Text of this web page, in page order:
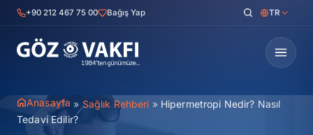
İçeriğe+90 212 467 75 00 Bağış Yap TR
Anasayfa »Sağlık Rehberi » Hipermetropi Nedir? Nasıl
Tedavi Edilir?